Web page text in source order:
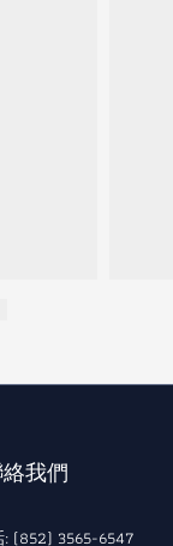
我們
(852) 3565-6547